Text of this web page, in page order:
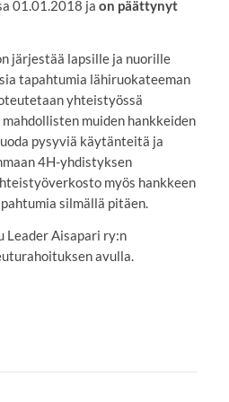
01.01.2018 ja on päättynyt
järjestää lapsille ja nuorille
tapahtumia lähiruokateeman
yhteistyössä
muiden hankkeiden
pysyviä käytänteitä ja
4H-yhdistyksen
myös hankkeen
silmällä pitäen.
Leader Aisapari ry:n
avulla.